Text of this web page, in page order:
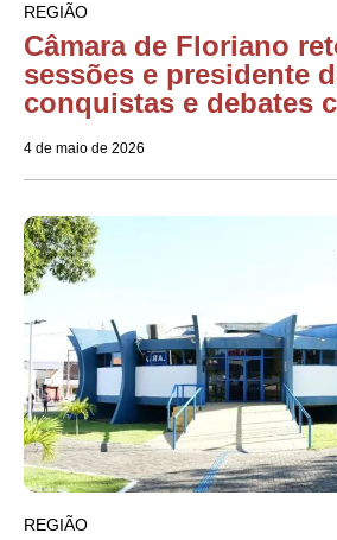
REGIÃO
Câmara de Floriano
sessões e presidente
conquistas e debates
4 de maio de 2026
REGIÃO